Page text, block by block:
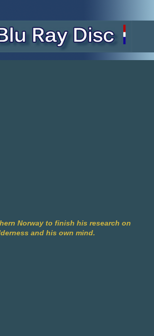
Norway to finish his research on
and his own mind.